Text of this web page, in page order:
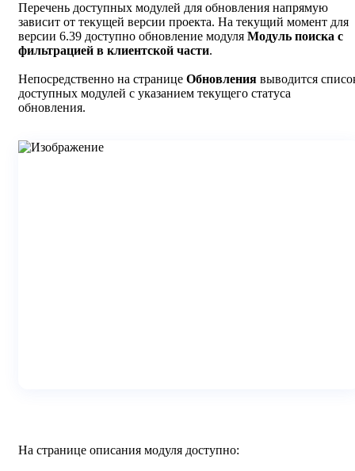
Перечень доступных модулей для обновления напрямую
зависит от текущей версии проекта. На текущий момент для
версии 6.39 доступно обновление модуля Модуль поиска с
фильтрацией в клиентской части.
Непосредственно на странице Обновления выводится
доступных модулей с указанием текущего статуса
обновления.
На странице описания модуля доступно: